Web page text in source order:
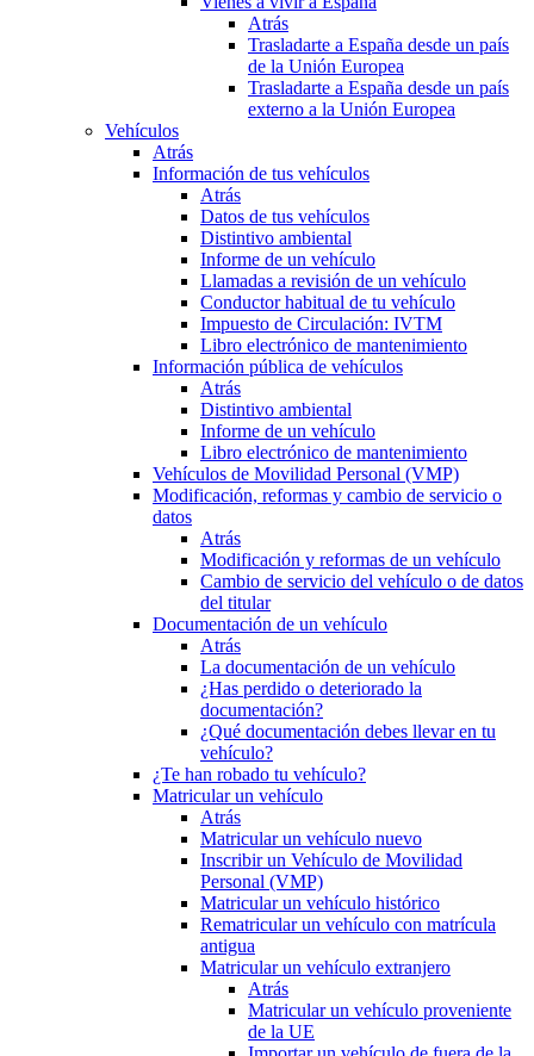
Atrás
Trasladarte a España desde un país
de la Unión Europea
Trasladarte a España desde un país
externo a la Unión Europea
Vehículos
Atrás
Información de tus vehículos
Atrás
Datos de tus vehículos
Distintivo ambiental
Informe de un vehículo
Llamadas a revisión de un vehículo
Conductor habitual de tu vehículo
Impuesto de Circulación: IVTM
Libro electrónico de mantenimiento
Información pública de vehículos
Atrás
Distintivo ambiental
Informe de un vehículo
Libro electrónico de mantenimiento
Vehículos de Movilidad Personal (VMP)
Modificación, reformas y cambio de servicio o
datos
Atrás
Modificación y reformas de un vehículo
Cambio de servicio del vehículo o de datos
del titular
Documentación de un vehículo
Atrás
La documentación de un vehículo
¿Has perdido o deteriorado la
documentación?
¿Qué documentación debes llevar en tu
vehículo?
¿Te han robado tu vehículo?
Matricular un vehículo
Atrás
Matricular un vehículo nuevo
Inscribir un Vehículo de Movilidad
Personal (VMP)
Matricular un vehículo histórico
Rematricular un vehículo con matrícula
antigua
Matricular un vehículo extranjero
Atrás
Matricular un vehículo proveniente
de la UE